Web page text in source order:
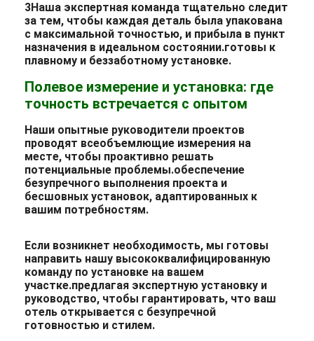
3Наша экспертная команда тщательно следит
за тем, чтобы каждая деталь была упакована
с максимальной точностью, и прибыла в пункт
назначения в идеальном состоянии.готовы к
плавному и беззаботному установке.
Полевое измерение и установка: где
точность встречается с опытом
Наши опытные руководители проектов
проводят всеобъемлющие измерения на
месте, чтобы проактивно решать
потенциальные проблемы.обеспечение
безупречного выполнения проекта и
бесшовных установок, адаптированных к
вашим потребностям.
Если возникнет необходимость, мы готовы
направить нашу высококвалифицированную
команду по установке на вашем
участке.предлагая экспертную установку и
руководство, чтобы гарантировать, что ваш
отель открывается с безупречной
готовностью и стилем.